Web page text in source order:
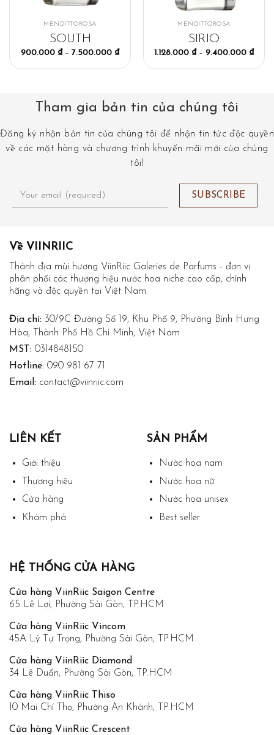
MENDITTOROSA
SOUTH
900.000 ₫ – 7.500.000 ₫
MENDITTOROSA
SIRIO
1.128.000 ₫ – 9.400.000 ₫
Tham gia bản tin của chúng tôi
Đăng ký nhận bản tin của chúng tôi để nhận tin tức độc quyền
về các mặt hàng và chương trình khuyến mãi mới của chúng
tôi!
Về VIINRIIC
Thánh địa mùi hương ViinRiic Galeries de Parfums - đơn vị
phân phối các thương hiệu nước hoa niche cao cấp, chính
hãng và độc quyền tại Việt Nam.
Địa chỉ: 30/9C Đường Số 19, Khu Phố 9, Phường Bình Hưng
Hòa, Thành Phố Hồ Chí Minh, Việt Nam
MST: 0314848150
Hotline: 090 981 67 71
Email: contact@viinriic.com
LIÊN KẾT
Giới thiệu
Thương hiệu
Cửa hàng
Khám phá
SẢN PHẨM
Nước hoa nam
Nước hoa nữ
Nước hoa unisex
Best seller
HỆ THỐNG CỬA HÀNG
Cửa hàng ViinRiic Saigon Centre
65 Lê Lợi, Phường Sài Gòn, TP.HCM
Cửa hàng ViinRiic Vincom
45A Lý Tự Trọng, Phường Sài Gòn, TP.HCM
Cửa hàng ViinRiic Diamond
34 Lê Duẩn, Phường Sài Gòn, TP.HCM
Cửa hàng ViinRiic Thiso
10 Mai Chí Thọ, Phường An Khánh, TP.HCM
Cửa hàng ViinRiic Crescent